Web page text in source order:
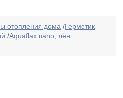
отопления дома /Герметик
/Aquaflax nano, лён